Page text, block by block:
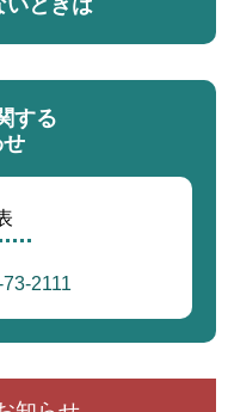
いときは
する
2111